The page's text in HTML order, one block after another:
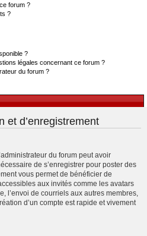
forum ?
?
?
légales concernant ce forum ?
du forum ?
et d’enregistrement
du forum peut avoir
de s’enregistrer pour poster des
vous permet de bénéficier de
aux invités comme les avatars
l’envoi de courriels aux autres membres,
d’un compte est rapide et vivement